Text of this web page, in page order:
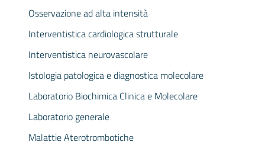
Osservazione ad alta intensità
Interventistica cardiologica strutturale
Interventistica neurovascolare
Istologia patologica e diagnostica molecolare
Laboratorio Biochimica Clinica e Molecolare
Laboratorio generale
Malattie Aterotrombotiche